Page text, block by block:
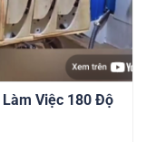
Việc 180 Độ